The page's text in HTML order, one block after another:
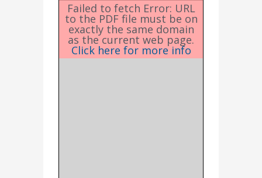
Failed to fetch Error: URL
to the PDF file must be on
exactly the same domain
as the current web page.
Click here for more info